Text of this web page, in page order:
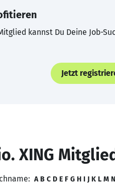
kannst Du Deine Job-
Jetzt
XING
A B C D E F G H I J K L M N